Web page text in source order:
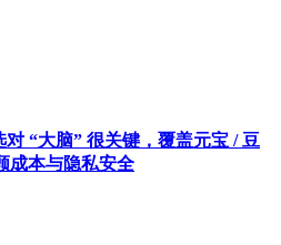
“大脑” 很关键，覆盖元宝 / 豆
成本与隐私安全